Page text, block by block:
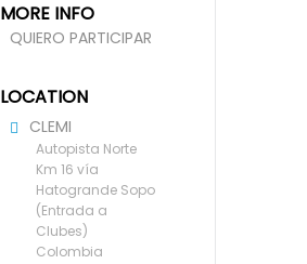
MORE INFO
QUIERO PARTICIPAR
LOCATION
CLEMI
Autopista Norte
Km 16 vía
Hatogrande Sopo
(Entrada a
Clubes)
Colombia